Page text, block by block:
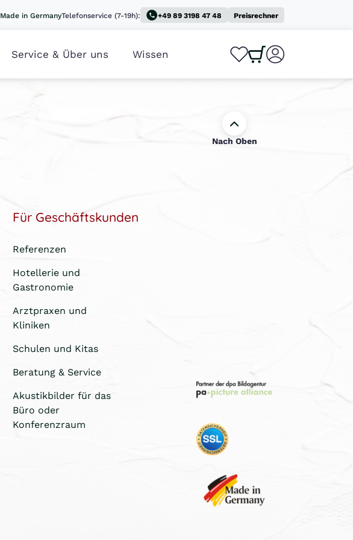
Made in GermanyTelefonservice (7-19h): +49 89 3198 47 48 Preisrechner
Service & Über uns Wissen 0
Nach Oben
Für Geschäftskunden
Referenzen
Hotellerie und
Gastronomie
Arztpraxen und
Kliniken
Schulen und Kitas
Beratung & Service
Akustikbilder für das
Büro oder
Konferenzraum